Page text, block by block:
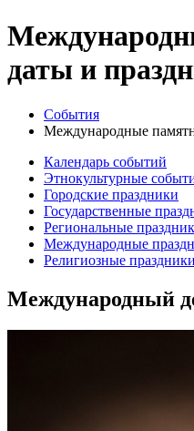
даты и
События
Международные
Календарь событий
Этнокультурные
Городские праздники
Государственные
Региональные
Международные
Религиозные праздники
Международный